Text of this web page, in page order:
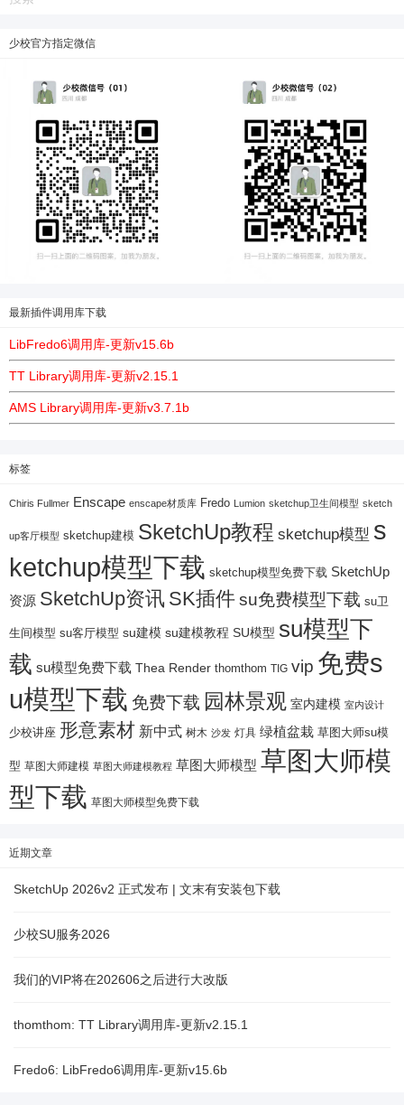
少校官方指定微信
最新插件调用库下载
LibFredo6调用库-更新v15.6b
TT Library调用库-更新v2.15.1
AMS Library调用库-更新v3.7.1b
标签
Chiris Fullmer Enscape enscape材质库 Fredo Lumion sketchup卫生间模型 sketch
up客厅模型 sketchup建模 SketchUp教程 sketchup模型 s
ketchup模型下载 sketchup模型免费下载 SketchUp
资源 SketchUp资讯 SK插件su免费模型下载 su卫
生间模型 su客厅模型 su建模 su建模教程 SU模型 su模型下
载 su模型免费下载 Thea Render thomthom TIG vip 免费s
u模型下载 免费下载 园林景观 室内建模 室内设计
少校讲座 形意素材 新中式 树木 沙发 灯具 绿植盆栽 草图大师su模
型 草图大师建模 草图大师建模教程 草图大师模型 草图大师模
型下载 草图大师模型免费下载
近期文章
SketchUp 2026v2 正式发布 | 文末有安装包下载
少校SU服务2026
我们的VIP将在202606之后进行大改版
thomthom: TT Library调用库-更新v2.15.1
Fredo6: LibFredo6调用库-更新v15.6b